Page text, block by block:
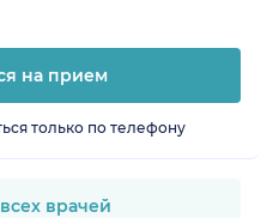
на прием
только по телефону
врачей